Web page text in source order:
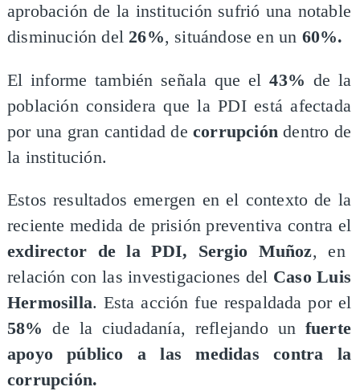
aprobación de la institución sufrió una notable
disminución del 26%, situándose en un 60%.
​El informe también señala que el43% de la
población considera que la PDI está afectada
por una gran cantidad de corrupcióndentro de
la institución.
​Estos resultados emergen en el contexto de la
reciente medida de prisión preventiva contra el
exdirector de la PDI, Sergio Muñoz, en
relación con las investigaciones del Caso Luis
Hermosilla. Esta acción fue respaldada por el
58% de la ciudadanía, reflejando un fuerte
apoyo público a las medidas contra la
corrupción.